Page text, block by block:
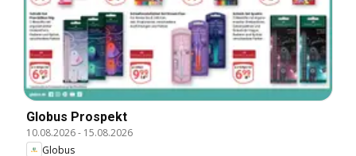
Globus Prospekt
10.08.2026- 15.08.2026
Globus